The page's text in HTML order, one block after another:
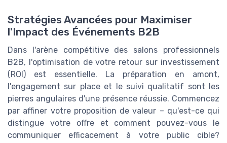
Stratégies Avancées pour Maximiser
l'Impact des Événements B2B
Dans l'arène compétitive des salons professionnels
B2B, l'optimisation de votre retour sur investissement
(ROI) est essentielle. La préparation en amont,
l'engagement sur place et le suivi qualitatif sont les
pierres angulaires d'une présence réussie. Commencez
par affiner votre proposition de valeur – qu'est-ce qui
distingue votre offre et comment pouvez-vous le
communiquer efficacement à votre public cible?